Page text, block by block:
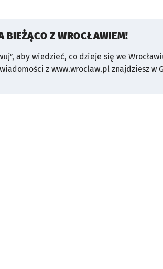
BIEŻĄCO Z WROCŁAWIEM!
aby wiedzieć, co dzieje się we
z www.wroclaw.pl znajdziesz w